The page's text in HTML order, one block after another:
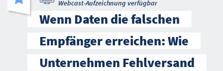
Webcast-Aufzeichnung verfügbar
Wenn Daten die falschen
Empfänger erreichen: Wie
Unternehmen Fehlversand